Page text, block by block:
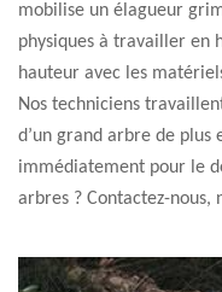
mobilise un élagueur
physiques à travailler en
hauteur avec les
Nos techniciens
d’un grand arbre de plus
immédiatement pour le
arbres ? Contactez-nous,